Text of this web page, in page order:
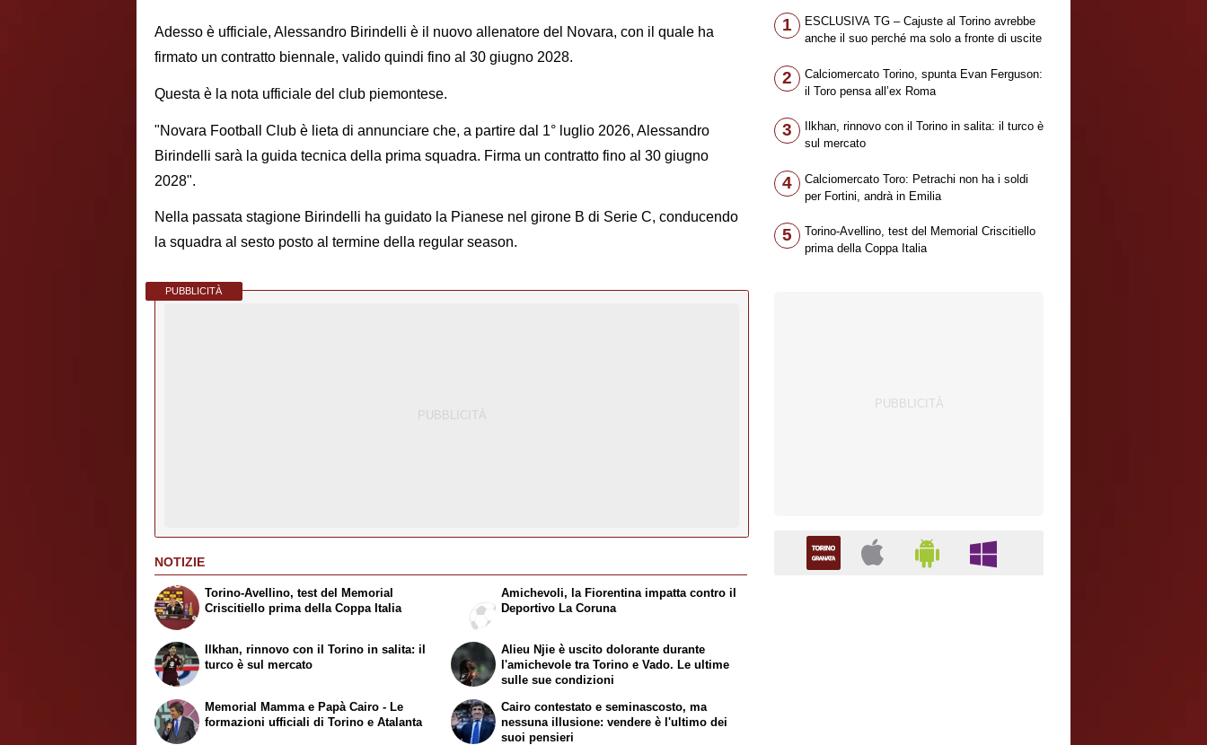
Adesso è ufficiale, Alessandro Birindelli è il nuovo allenatore del Novara, con il quale ha
firmato un contratto biennale, valido quindi fino al 30 giugno 2028.
Questa è la nota ufficiale del club piemontese.
"Novara Football Club è lieta di annunciare che, a partire dal 1° luglio 2026, Alessandro
Birindelli sarà la guida tecnica della prima squadra. Firma un contratto fino al 30 giugno
2028".
Nella passata stagione Birindelli ha guidato la Pianese nel girone B di Serie C, conducendo
la squadra al sesto posto al termine della regular season.
PUBBLICITÀ
NOTIZIE
Torino-Avellino, test del Memorial
Criscitiello prima della Coppa Italia
Ilkhan, rinnovo con il Torino in salita: il
turco è sul mercato
Amichevoli, la Fiorentina impatta contro il
Deportivo La Coruna
Alieu Njie è uscito dolorante durante
l'amichevole tra Torino e Vado. Le ultime
sulle sue condizioni
Memorial Mamma e Papà Cairo - Le
formazioni ufficiali di Torino e Atalanta
Cairo contestato e seminascosto, ma
nessuna illusione: vendere è l'ultimo dei
suoi pensieri
1
ESCLUSIVA TG – Cajuste al Torino avrebbe
anche il suo perché ma solo a fronte di uscite
2
Calciomercato Torino, spunta Evan Ferguson:
il Toro pensa all’ex Roma
3
Ilkhan, rinnovo con il Torino in salita: il turco è
sul mercato
4
Calciomercato Toro: Petrachi non ha i soldi
per Fortini, andrà in Emilia
5
Torino-Avellino, test del Memorial Criscitiello
prima della Coppa Italia